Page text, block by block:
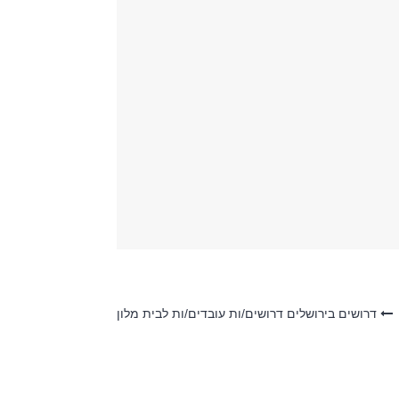
דרושים בירושלים דרושים/ות עובדים/ות לבית מלון